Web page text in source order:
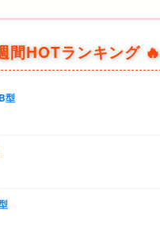
間HOTランキング 🔥
型